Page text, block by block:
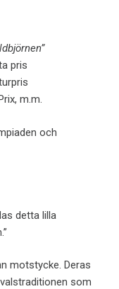
pris
m.m.
och
detta lilla
motstycke. Deras
som